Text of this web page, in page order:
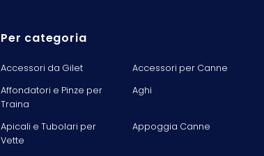
Per categoria
Accessori da Gilet Accessori per Canne
Affondatori e Pinze per
Traina
Aghi
Apicali e Tubolari per
Vette
Appoggia Canne